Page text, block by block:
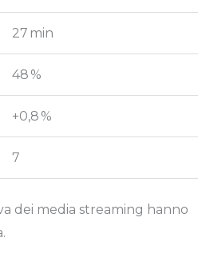
27 min
48 %
+0,8 %
7
dei media streaming hanno